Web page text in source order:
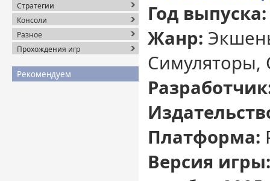
Стратегии
Консоли
Разное
Прохождения игр
Рекомендуем
Год выпуска:
Жанр:
Симуляторы,
Платформа:
Версия игры: